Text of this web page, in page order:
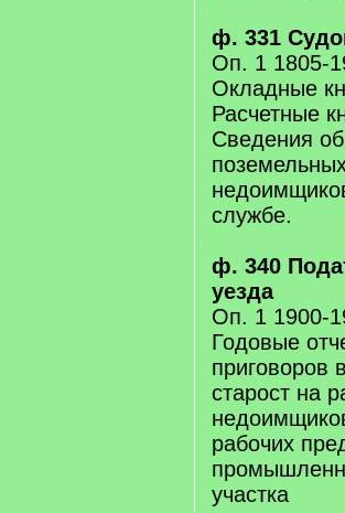
ф. 331
Оп. 1 1805-
Окладные
Расчетные
Сведения
службе.
ф. 340
уезда
Оп. 1 1900-
Годовые
приговоров
старост на
рабочих
участка